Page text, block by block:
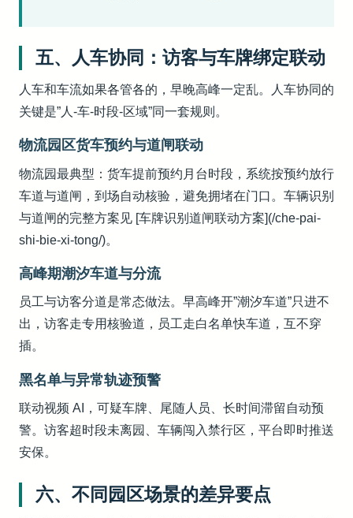
五、人车协同：访客与车牌绑定联动
人车和车流如果各管各的，早晚高峰一定乱。人车协同的
关键是”人-车-时段-区域”同一套规则。
物流园区货车预约与道闸联动
物流园最典型：货车提前预约月台时段，系统按预约放行
车道与道闸，到场自动核验，避免拥堵在门口。车辆识别
与道闸的完整方案见 [车牌识别道闸联动方案](/che-pai-
shi-bie-xi-tong/)。
高峰期潮汐车道与分流
员工与访客分道是常态做法。早高峰开”潮汐车道”只进不
出，访客走专用核验道，员工走白名单快车道，互不穿
插。
黑名单与异常轨迹预警
联动视频 AI，可疑车牌、尾随人员、长时间滞留自动预
警。访客超时段未离园、车辆闯入禁行区，平台即时推送
安保。
六、不同园区场景的差异要点